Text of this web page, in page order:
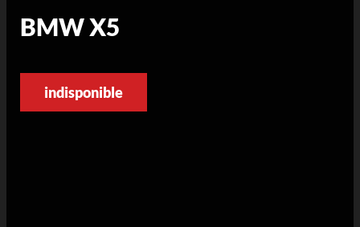
BMW X5
indisponible